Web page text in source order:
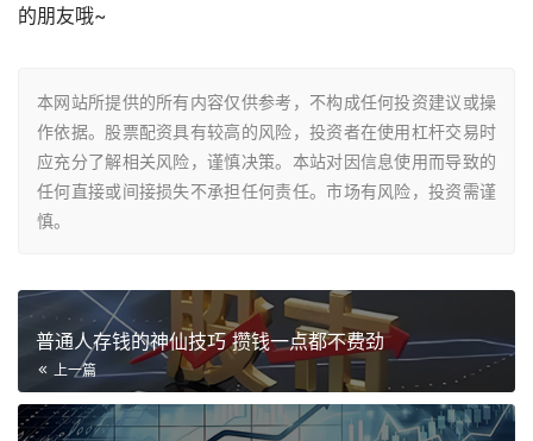
的朋友哦~
本网站所提供的所有内容仅供参考，不构成任何投资建议或操
作依据。股票配资具有较高的风险，投资者在使用杠杆交易时
应充分了解相关风险，谨慎决策。本站对因信息使用而导致的
任何直接或间接损失不承担任何责任。市场有风险，投资需谨
慎。
普通人存钱的神仙技巧 攒钱一点都不费劲
上一篇